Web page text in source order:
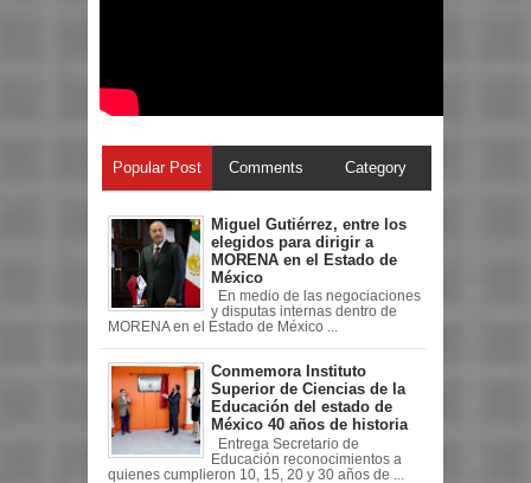
Popular Post Comments Category
Miguel Gutiérrez, entre los
elegidos para dirigir a
MORENA en el Estado de
México
En medio de las negociaciones
y disputas internas dentro de
MORENA en el Estado de México ...
Conmemora Instituto
Superior de Ciencias de la
Educación del estado de
México 40 años de historia
Entrega Secretario de
Educación reconocimientos a
quienes cumplieron 10, 15, 20 y 30 años de ...